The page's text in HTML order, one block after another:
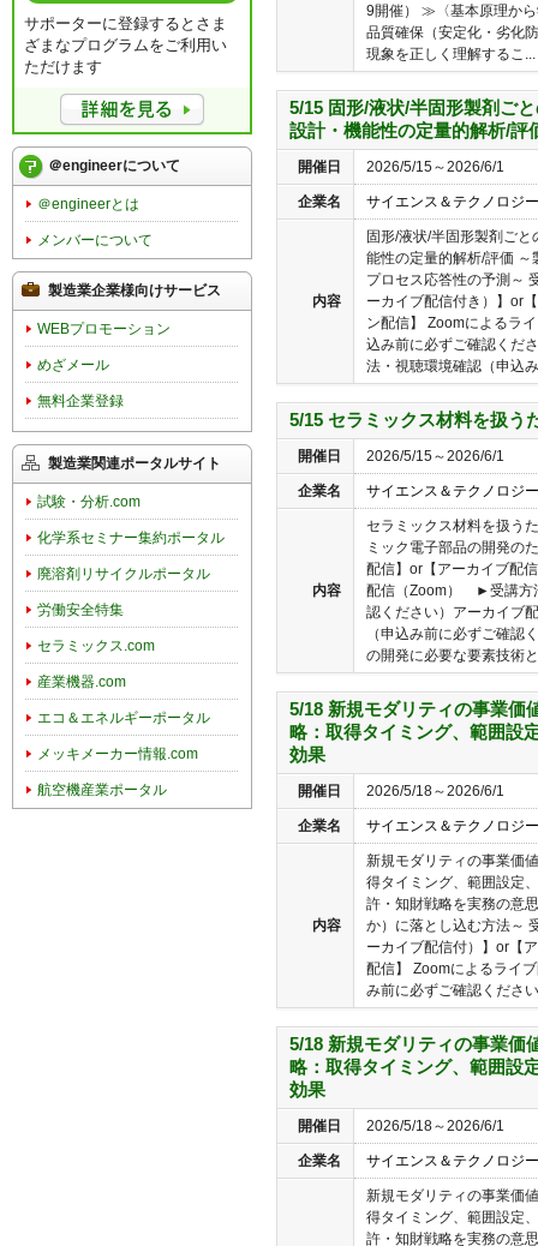
9開催） ≫〈基本原理か
品質確保（安定化・劣化
現象を正しく理解するこ...
5/15 固形/液状/半固形製剤ご
設計・機能性の定量的解析/評
開催日 2026/5/15～2026/6/1
企業名 サイエンス＆テクノロジ
内容
固形/液状/半固形製剤ご
能性の定量的解析/評価
プロセス応答性の予測～
ーカイブ配信付き）】or
ン配信】 Zoomによるラ
込み前に必ずご確認く
法・視聴環境確認（申込
5/15 セラミックス材料を扱う
開催日 2026/5/15～2026/6/1
企業名 サイエンス＆テクノロジ
内容
セラミックス材料を扱う
ミック電子部品の開発の
配信】or【アーカイブ配
配信（Zoom） ►受講方
認ください）アーカイ
（申込み前に必ずご確認
の開発に必要な要素技術
5/18 新規モダリティの事業価
略：取得タイミング、範囲設
効果
開催日 2026/5/18～2026/6/1
企業名 サイエンス＆テクノロジ
内容
新規モダリティの事業価
得タイミング、範囲設定
許・知財戦略を実務の意
か）に落とし込む方法～
ーカイブ配信付）】or【
配信】 Zoomによるライ
み前に必ずご確認くださ
5/18 新規モダリティの事業価
略：取得タイミング、範囲設
効果
開催日 2026/5/18～2026/6/1
企業名 サイエンス＆テクノロジ
新規モダリティの事業価
得タイミング、範囲設定
許・知財戦略を実務の意
サポーターに登録するとさま
ざまなプログラムをご利用い
ただけます
＠engineerについて
＠engineerとは
メンバーについて
製造業企業様向けサービス
WEBプロモーション
めざメール
無料企業登録
製造業関連ポータルサイト
試験・分析.com
化学系セミナー集約ポータル
廃溶剤リサイクルポータル
労働安全特集
セラミックス.com
産業機器.com
エコ＆エネルギーポータル
メッキメーカー情報.com
航空機産業ポータル